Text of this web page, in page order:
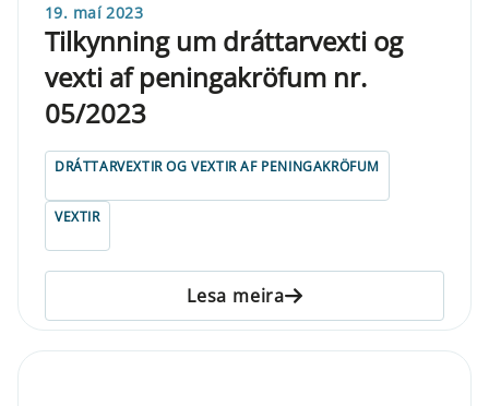
19. maí 2023
Tilkynning um dráttarvexti og
vexti af peningakröfum nr.
05/2023
DRÁTTARVEXTIR OG VEXTIR AF PENINGAKRÖFUM
VEXTIR
Lesa meira